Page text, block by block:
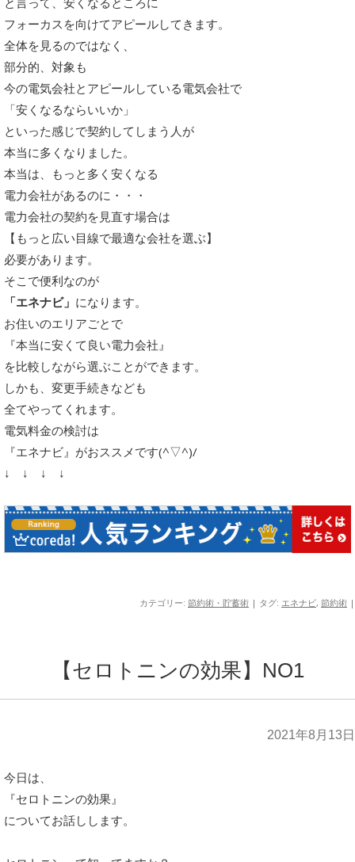
フォーカスを向けてアピールしてきます。
全体を見るのではなく、
部分的、対象も
今の電気会社とアピールしている電気会社で
「安くなるならいいか」
といった感じで契約してしまう人が
本当に多くなりました。
本当は、もっと多く安くなる
電力会社があるのに・・・
電力会社の契約を見直す場合は
【もっと広い目線で最適な会社を選ぶ】
必要があります。
そこで便利なのが
「エネナビ」 になります。
お住いのエリアごとで
『本当に安くて良い電力会社』
を比較しながら選ぶことができます。
しかも、変更手続きなども
全てやってくれます。
電気料金の検討は
『エネナビ』がおススメです(^▽^)/
↓ ↓ ↓ ↓
カテゴリー: 節約術・貯蓄術 | タグ: エネナビ, 節約術 |
【セロトニンの効果】NO1
2021年8月13日
今日は、
『セロトニンの効果』
についてお話しします。